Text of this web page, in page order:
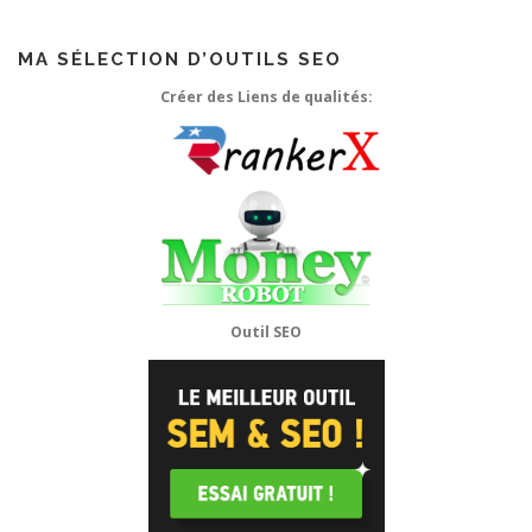
MA SÉLECTION D’OUTILS SEO
Créer des Liens de qualités:
Outil SEO